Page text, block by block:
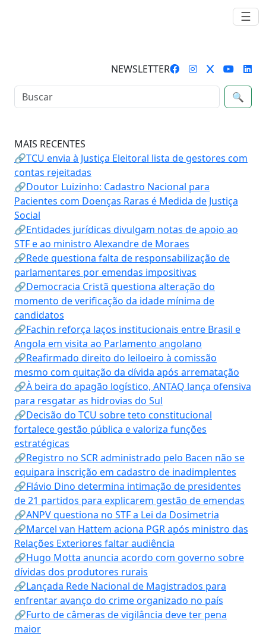
☰
NEWSLETTER
🔍
MAIS RECENTES
🔗TCU envia à Justiça Eleitoral lista de gestores com
contas rejeitadas
🔗Doutor Luizinho: Cadastro Nacional para
Pacientes com Doenças Raras é Medida de Justiça
Social
🔗Entidades jurídicas divulgam notas de apoio ao
STF e ao ministro Alexandre de Moraes
🔗Rede questiona falta de responsabilização de
parlamentares por emendas impositivas
🔗Democracia Cristã questiona alteração do
momento de verificação da idade mínima de
candidatos
🔗Fachin reforça laços institucionais entre Brasil e
Angola em visita ao Parlamento angolano
🔗Reafirmado direito do leiloeiro à comissão
mesmo com quitação da dívida após arrematação
🔗À beira do apagão logístico, ANTAQ lança ofensiva
para resgatar as hidrovias do Sul
🔗Decisão do TCU sobre teto constitucional
fortalece gestão pública e valoriza funções
estratégicas
🔗Registro no SCR administrado pelo Bacen não se
equipara inscrição em cadastro de inadimplentes
🔗Flávio Dino determina intimação de presidentes
de 21 partidos para explicarem gestão de emendas
🔗ANPV questiona no STF a Lei da Dosimetria
🔗Marcel van Hattem aciona PGR após ministro das
Relações Exteriores faltar audiência
🔗Hugo Motta anuncia acordo com governo sobre
dívidas dos produtores rurais
🔗Lançada Rede Nacional de Magistrados para
enfrentar avanço do crime organizado no país
🔗Furto de câmeras de vigilância deve ter pena
maior